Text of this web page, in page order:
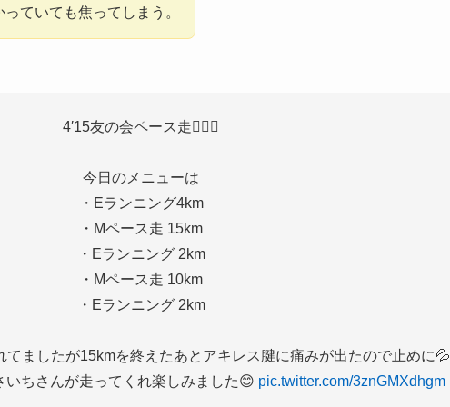
ていても焦ってしまう。
4′15友の会ペース走🏃🏻‍♂️
今日のメニューは
・Eランニング4km
・Mペース走 15km
・Eランニング 2km
・Mペース走 10km
・Eランニング 2km
てましたが15kmを終えたあとアキレス腱に痛みが出たので止めに💦
いちさんが走ってくれ楽しみました😊 pic.twitter.com/3znGMXdhgm